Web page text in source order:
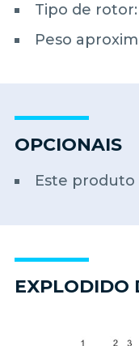
Tipo de rotor:
Peso
OPCIONAIS
Este produto
EXPLODIDO